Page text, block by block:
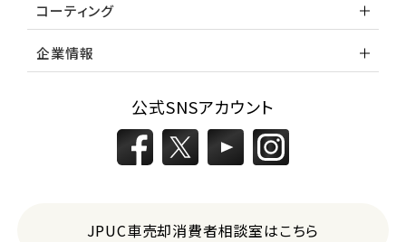
コーティング
企業情報
公式SNSアカウント
JPUC車売却消費者相談室はこちら